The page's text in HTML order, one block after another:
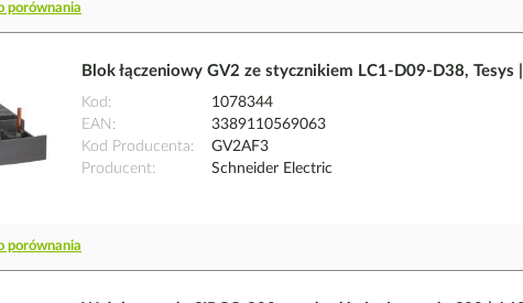
porównania
Blok łączeniowy GV2 ze stycznikiem LC1-D09-D38, Tesys
Kod
1078344
EAN
3389110569063
Kod Producenta
GV2AF3
Producent
Schneider Electric
porównania